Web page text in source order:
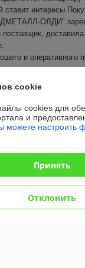
ставит интересы
ОЛДИ"
и оперативного
Показать все отзывы
cookie
cookies для
и
можете настроить
Принять
Отклонить